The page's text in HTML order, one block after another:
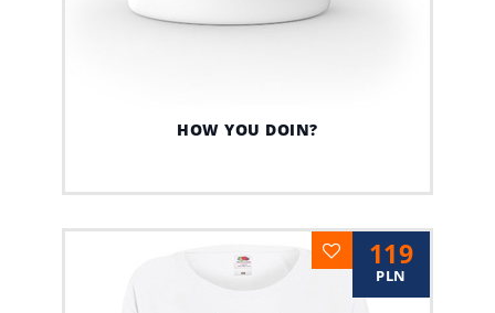
HOW YOU DOIN?
119
PLN